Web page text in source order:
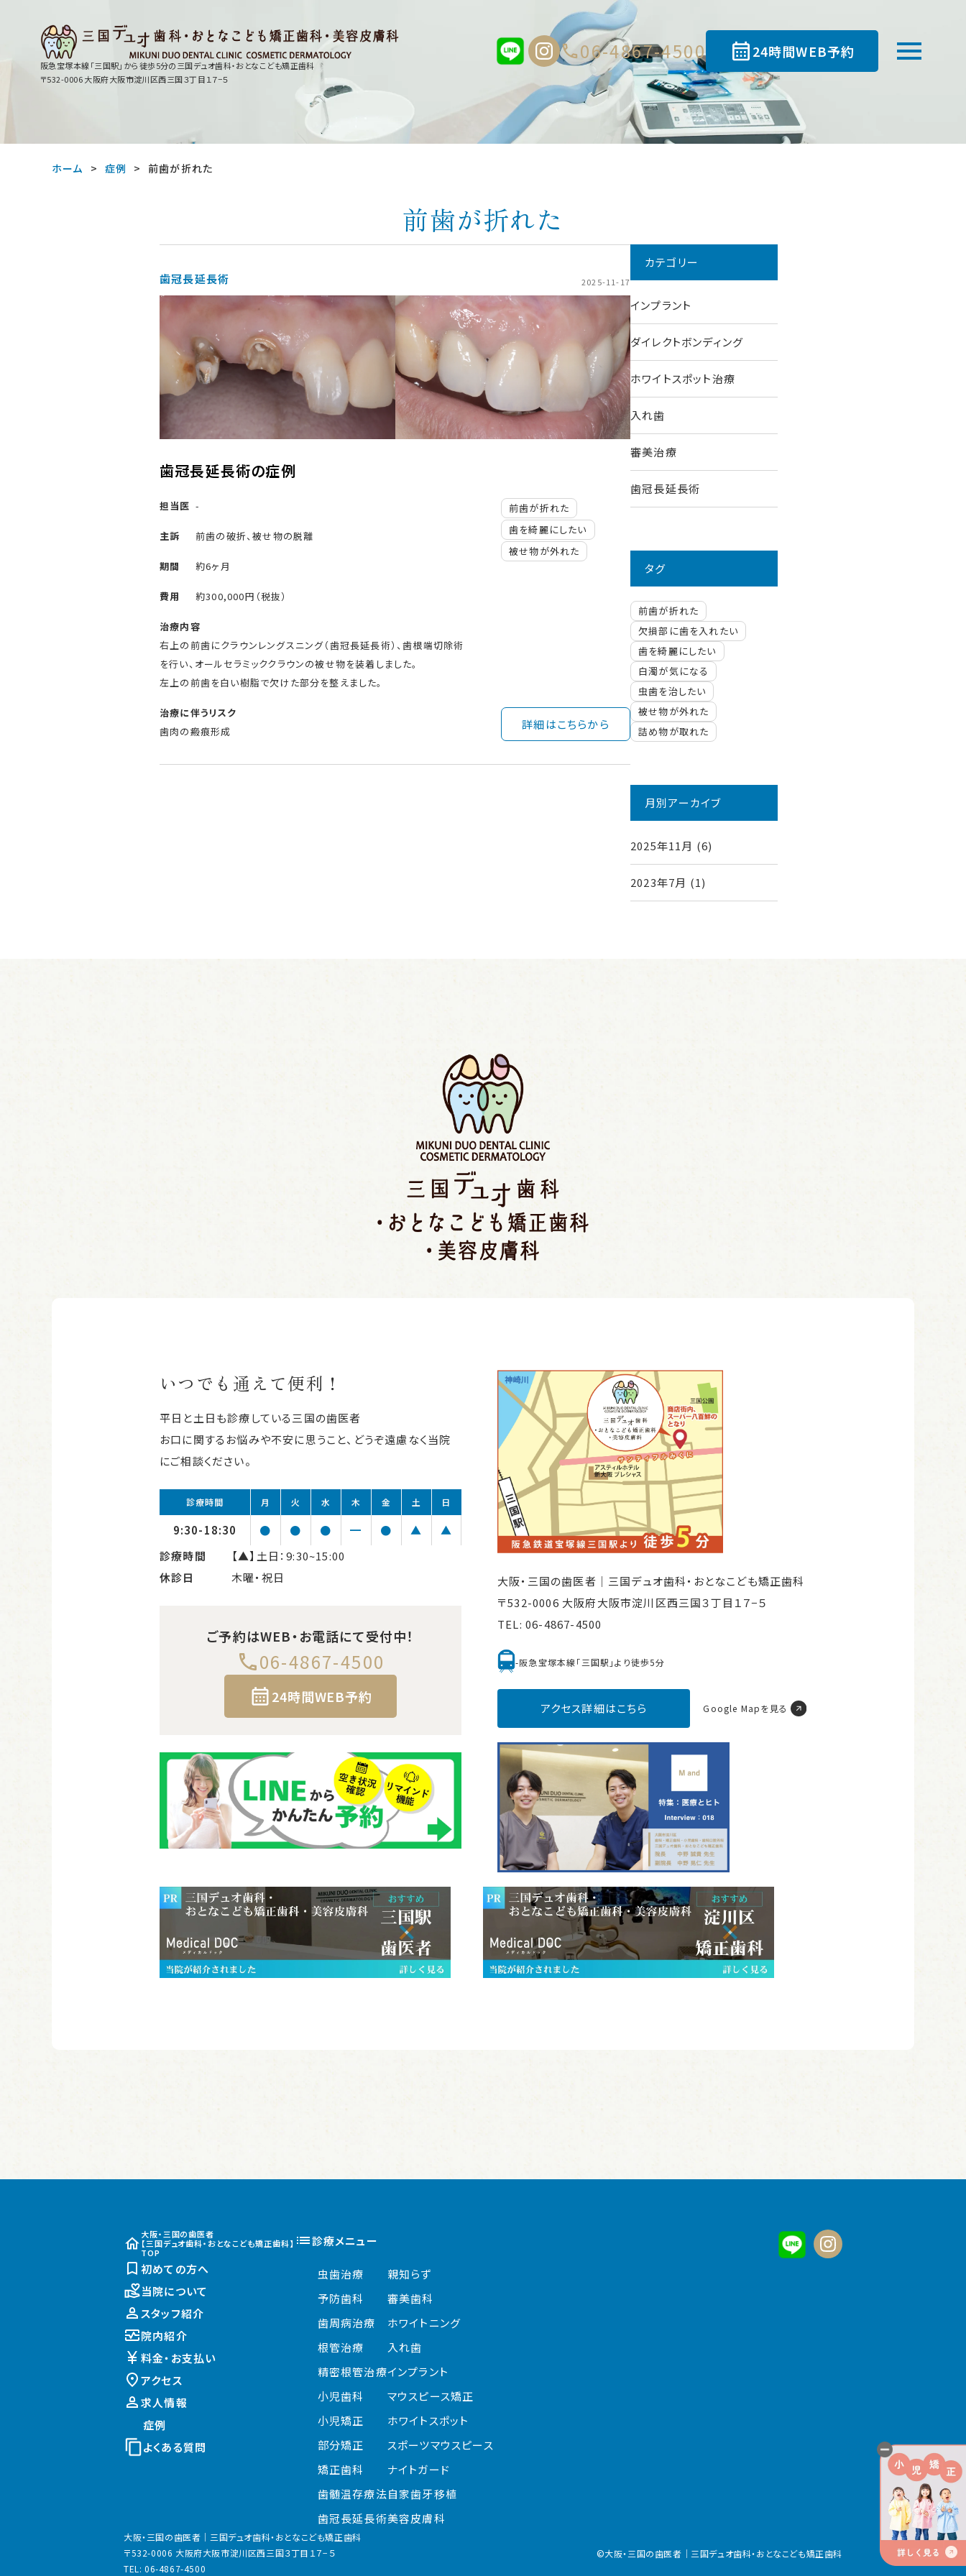
阪急宝塚本線「三国駅」から徒歩5分の三国デュオ歯科・おとなこども矯正歯科
〒532-0006 大阪府大阪市淀川区西三国３丁目１７−５
06-4867-4500 24時間WEB予約
ホーム 症例 前歯が折れた
前歯が折れた
歯冠長延長術 2025-11-17
歯冠長延長術の症例
担当医 -
主訴 前歯の破折、被せ物の脱離
期間 約6ヶ月
費用 約300,000円（税抜）
治療内容
右上の前歯にクラウンレングスニング（歯冠長延長術）、歯根端切除術
を行い、オールセラミッククラウンの被せ物を装着しました。
左上の前歯を白い樹脂で欠けた部分を整えました。
治療に伴うリスク
歯肉の瘢痕形成
前歯が折れた
歯を綺麗にしたい
被せ物が外れた
詳細はこちらから
カテゴリー
インプラント
ダイレクトボンディング
ホワイトスポット治療
入れ歯
審美治療
歯冠長延長術
タグ
前歯が折れた
欠損部に歯を入れたい
歯を綺麗にしたい
白濁が気になる
虫歯を治したい
被せ物が外れた
詰め物が取れた
月別アーカイブ
2025年11月 (6)
2023年7月 (1)
いつでも通えて便利！
平日と土日も診療している三国の歯医者
お口に関するお悩みや不安に思うこと、どうぞ遠慮なく当院
にご相談ください。
診療時間 月 火 水 木 金 土 日
9:30-18:30 ● ● ● ━ ● ▲
▲
診療時間
【▲】土日：9:30~15:00
休診日
木曜・祝日
ご予約はWEB・お電話にて受付中！
06-4867-4500
24時間WEB予約
大阪・三国の歯医者｜ 三国デュオ歯科・おとなこども矯正歯科
〒532-0006 大阪府大阪市淀川区西三国３丁目１７−５
TEL: 06-4867-4500
-阪急宝塚本線「三国駅」より徒歩5分
アクセス詳細はこちら Google Mapを見る
大阪・三国の歯医者
【三国デュオ歯科・おとなこども矯正歯科】
TOP
初めての方へ
当院について
スタッフ紹介
院内紹介
料金・お支払い
アクセス
求人情報
症例
よくある質問
診療メニュー
虫歯治療
予防歯科
歯周病治療
根管治療
精密根管治療
小児歯科
小児矯正
部分矯正
矯正歯科
歯髄温存療法
歯冠長延長術
親知らず
審美歯科
ホワイトニング
入れ歯
インプラント
マウスピース矯正
ホワイトスポット
スポーツマウスピース
ナイトガード
自家歯牙移植
美容皮膚科
大阪・三国の歯医者｜ 三国デュオ歯科・おとなこども矯正歯科
〒532-0006 大阪府大阪市淀川区西三国３丁目１７−５
TEL: 06-4867-4500
©大阪・三国の歯医者 ｜ 三国デュオ歯科・おとなこども矯正歯科